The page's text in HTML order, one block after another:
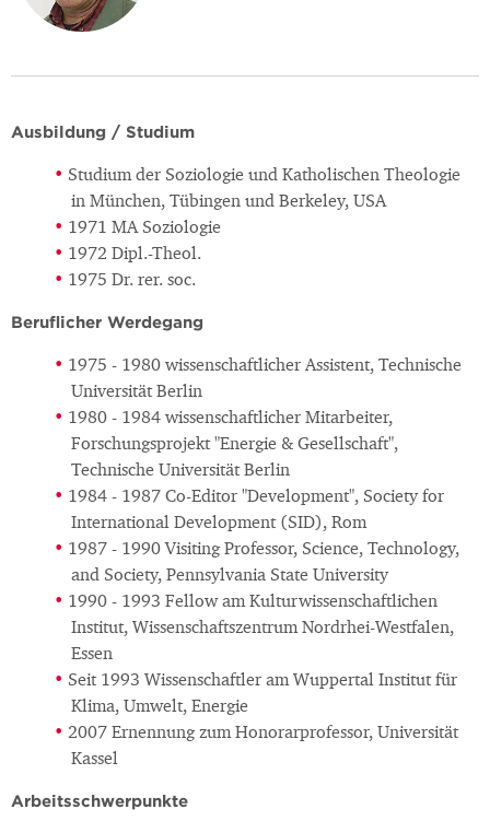
Ausbildung / Studium
Studium der Soziologie und Katholischen Theologie
in München, Tübingen und Berkeley, USA
1971 MA Soziologie
1972 Dipl.-Theol.
1975 Dr. rer. soc.
Beruflicher Werdegang
1975 - 1980 wissenschaftlicher Assistent, Technische
Universität Berlin
1980 - 1984 wissenschaftlicher Mitarbeiter,
Forschungsprojekt "Energie & Gesellschaft",
Technische Universität Berlin
1984 - 1987 Co-Editor "Development", Society for
International Development (SID), Rom
1987 - 1990 Visiting Professor, Science, Technology,
and Society, Pennsylvania State University
1990 - 1993 Fellow am Kulturwissenschaftlichen
Institut, Wissenschaftszentrum Nordrhei-Westfalen,
Essen
Seit 1993 Wissenschaftler am Wuppertal Institut für
Klima, Umwelt, Energie
2007 Ernennung zum Honorarprofessor, Universität
Kassel
Arbeitsschwerpunkte